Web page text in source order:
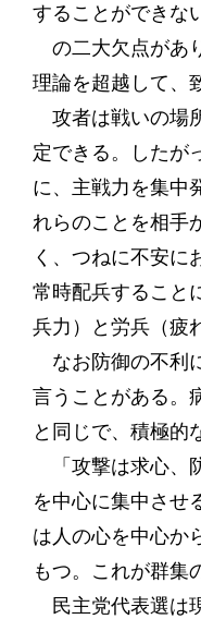
することができな
の二大欠点があ
理論を超越して、
攻者は戦いの場
定できる。したが
に、主戦力を集中
れらのことを相手
く、つねに不安に
常時配兵すること
兵力）と労兵（疲
なお防御の不利
言うことがある。
と同じで、積極的
「攻撃は求心、
を中心に集中させ
は人の心を中心か
もつ。これが群集
民主党代表選は